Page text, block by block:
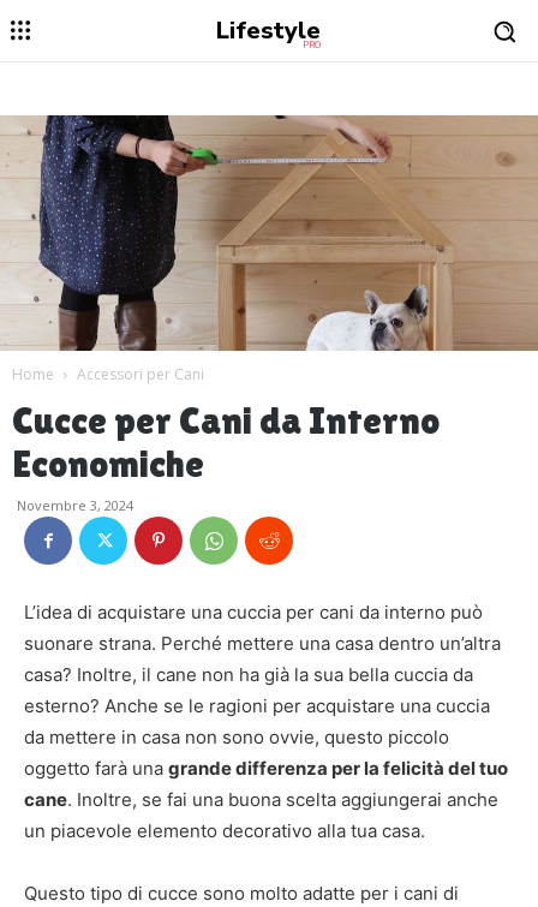
Lifestyle
PRO
Home Accessori per Cani
Cucce per Cani da Interno
Economiche
Novembre 3, 2024
L’idea di acquistare una cuccia per cani da interno può
suonare strana. Perché mettere una casa dentro un’altra
casa? Inoltre, il cane non ha già la sua bella cuccia da
esterno? Anche se le ragioni per acquistare una cuccia
da mettere in casa non sono ovvie, questo piccolo
oggetto farà una grande differenza per la felicità del tuo
cane. Inoltre, se fai una buona scelta aggiungerai anche
un piacevole elemento decorativo alla tua casa.
Questo tipo di cucce sono molto adatte per i cani di